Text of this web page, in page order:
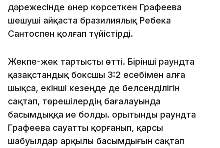
дәрежесінде өнер көрсеткен Графеева
шешуші айқаста бразилиялық Ребека
Сантоспен қолғап түйістірді.
Жекпе-жек тартысты өтті. Бірінші раундта
қазақстандық боксшы 3:2 есебімен алға
шықса, екінші кезеңде де белсенділігін
сақтап, төрешілердің бағалауында
басымдыққа ие болды. Қорытынды раундта
Графеева сауатты қорғанып, қарсы
шабуылдар арқылы басымдығын сақтап